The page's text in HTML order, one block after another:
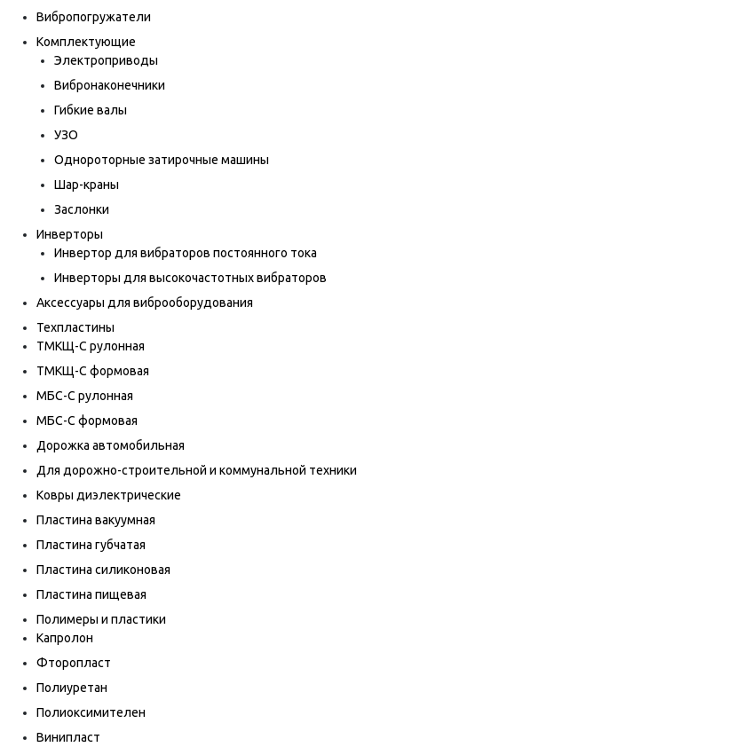
Вибропогружатели
Комплектующие
Электроприводы
Вибронаконечники
Гибкие валы
УЗО
Однороторные затирочные машины
Шар-краны
Заслонки
Инверторы
Инвертор для вибраторов постоянного тока
Инверторы для высокочастотных вибраторов
Аксессуары для виброоборудования
Техпластины
ТМКЩ-С рулонная
ТМКЩ-С формовая
МБС-С рулонная
МБС-С формовая
Дорожка автомобильная
Для дорожно-строительной и коммунальной техники
Ковры диэлектрические
Пластина вакуумная
Пластина губчатая
Пластина силиконовая
Пластина пищевая
Полимеры и пластики
Капролон
Фторопласт
Полиуретан
Полиоксимителен
Винипласт